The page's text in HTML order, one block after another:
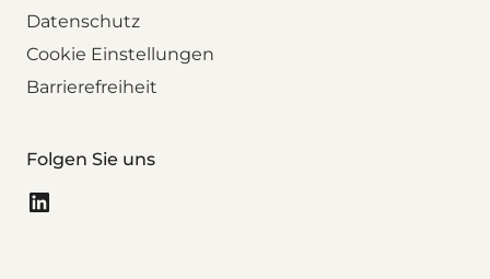
Datenschutz
Cookie Einstellungen
Barrierefreiheit
Folgen Sie uns
LinkedIn